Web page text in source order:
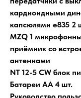
кардиоидными
капсюлями e835 2
MZQ 1
приёмник со
антеннами
NT 12-5 CW блок
Батареи AA 4 шт.